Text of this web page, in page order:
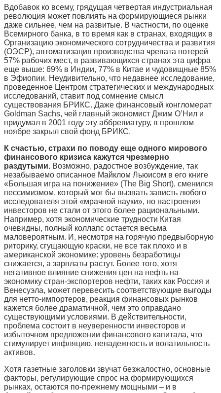
Вдобавок ко всему, грядущая четвертая индустриальная
революция может повлиять на формирующиеся рынки
даже сильнее, чем на развитые. В частности, по оценке
Всемирного банка, в то время как в странах, входящих в
Организацию экономического сотрудничества и развития
(ОЭСР), автоматизация производства чревата потерей
57% рабочих мест, в развивающихся странах эта цифра
еще выше: 69% в Индии, 77% в Китае и чудовищные 85%
в Эфиопии. Неудивительно, что недавнее исследование,
проведенное Центром стратегических и международных
исследований, ставит под сомнение смысл
существования БРИКС. Даже финансовый конгломерат
Goldman Sachs, чей главный экономист Джим О’Нил и
придумал в 2001 году эту аббревиатуру, в прошлом
ноябре закрыл свой фонд БРИКС.
К счастью, страхи по поводу еще одного мирового
финансового кризиса кажутся чрезмерно
раздутыми. Возможно, радостное возбуждение, так
незабываемо описанное Майклом Льюисом в его книге
«Большая игра на понижение» (The Big Short), сменился
пессимизмом, который мог бы вызвать зависть любого
исследователя этой «мрачной науки», но настроения
инвесторов не стали от этого более рациональными.
Например, хотя экономические трудности Китая
очевидны, полный коллапс остается весьма
маловероятным. И, несмотря на горячую предвыборную
риторику, сгущающую краски, не все так плохо и в
американской экономике: уровень безработицы
снижается, а зарплаты растут. Более того, хотя
негативное влияние снижения цен на нефть на
экономику стран-экспортеров нефти, таких как Россия и
Венесуэла, может перевесить соответствующие выгоды
для нетто-импортеров, реакция финансовых рынков
кажется более драматичной, чем это оправдано
существующими условиями. В действительности,
проблема состоит в неуверенности инвесторов и
избыточном предложении финансового капитала, что
стимулирует инфляцию, ненадежность и волатильность
активов.
Хотя газетные заголовки звучат безжалостно, основные
факторы, регулирующие спрос на формирующихся
рынках, остаются по-прежнему мощными – и в